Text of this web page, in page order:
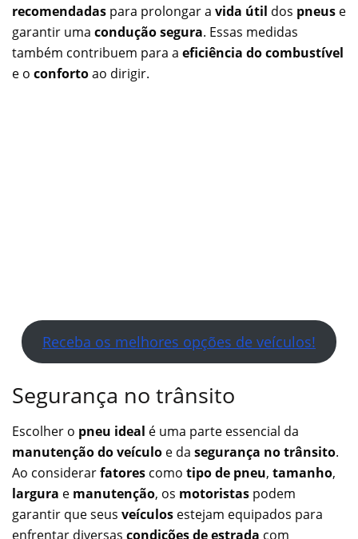
recomendadas para prolongar a vida útil dos pneus e
garantir uma condução segura. Essas medidas
também contribuem para a eficiência do combustível
e o confortoao dirigir.
Receba os melhores opções de veículos!
Segurança no trânsito
Escolher o pneu ideal é uma parte essencial da
manutenção do veículo e da segurança no trânsito.
Ao considerarfatores como tipo de pneu, tamanho,
largura e manutenção, os motoristas podem
garantir que seus veículos estejam equipados para
enfrentar diversas condições de estrada com